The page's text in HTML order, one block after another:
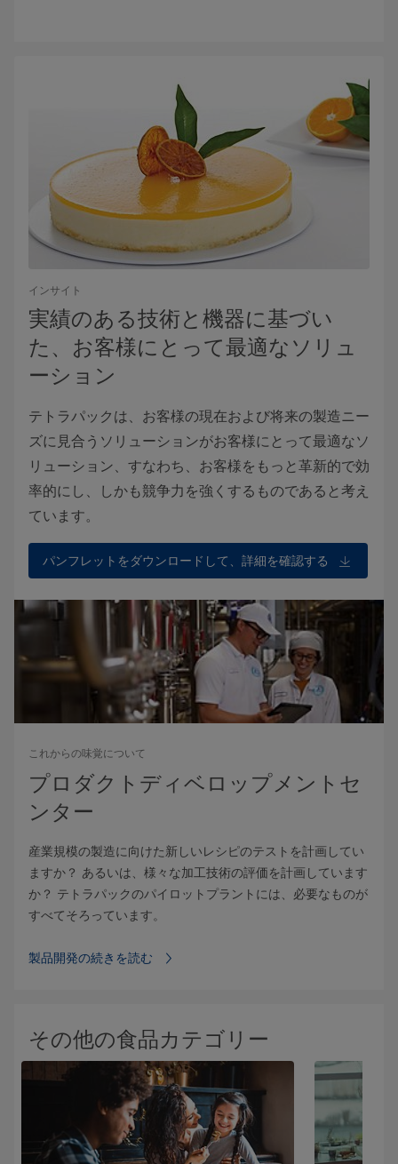
インサイト
実績のある技術と機器に基づい
た、お客様にとって最適なソリュ
ーション
テトラパックは、お客様の現在および将来の製造ニー
ズに見合うソリューションがお客様にとって最適なソ
リューション、すなわち、お客様をもっと革新的で効
率的にし、しかも競争力を強くするものであると考え
ています。
パンフレットをダウンロードして、詳細を確認する
これからの味覚について
プロダクトディベロップメントセ
ンター
産業規模の製造に向けた新しいレシピのテストを計画してい
ますか？ あるいは、様々な加工技術の評価を計画しています
か？ テトラパックのパイロットプラントには、必要なものが
すべてそろっています。
製品開発の続きを読む
その他の食品カテゴリー